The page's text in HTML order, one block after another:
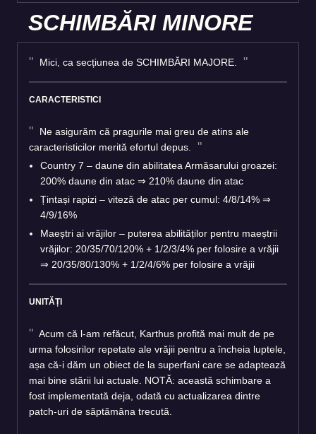
SCHIMBĂRI MINORE
Mici, ca secțiunea de SCHIMBĂRI MAJORE.
CARACTERISTICI
Ne asigurăm că pragurile mai greu de atins ale
caracteristicilor merită efortul depus.
Country 7 – daune din abilitatea Armăsarului groazei:
200% daune din atac ⇒ 210% daune din atac
Țintași rapizi – viteză de atac per cumul: 4/8/14% ⇒
4/9/16%
Maeștri ai vrăjilor – puterea abilităților pentru maeștrii
vrăjilor: 20/35/70/120% + 1/2/3/4% per folosire a vrăjii
⇒ 20/35/80/130% + 1/2/4/6% per folosire a vrăjii
UNITĂȚI
Acum că l-am refăcut, Karthus profită mai mult de pe
urma folosirilor repetate ale vrăjii pentru a încheia luptele,
așa că-i dăm un obiect de la superfani care se adaptează
mai bine stării lui actuale. NOTĂ: această schimbare a
fost implementată deja, odată cu actualizarea dintre
patch-uri de săptămâna trecută.